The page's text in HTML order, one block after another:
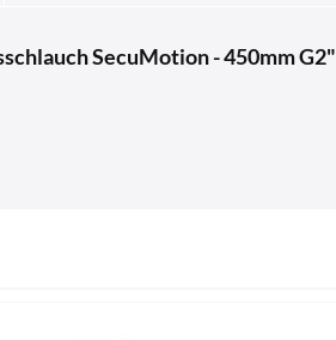
SecuMotion - 450mm G2"